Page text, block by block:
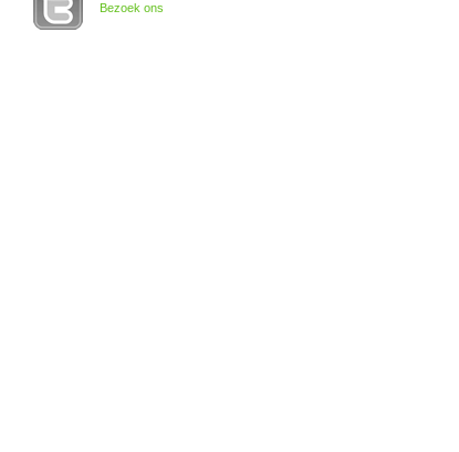
Bezoek ons